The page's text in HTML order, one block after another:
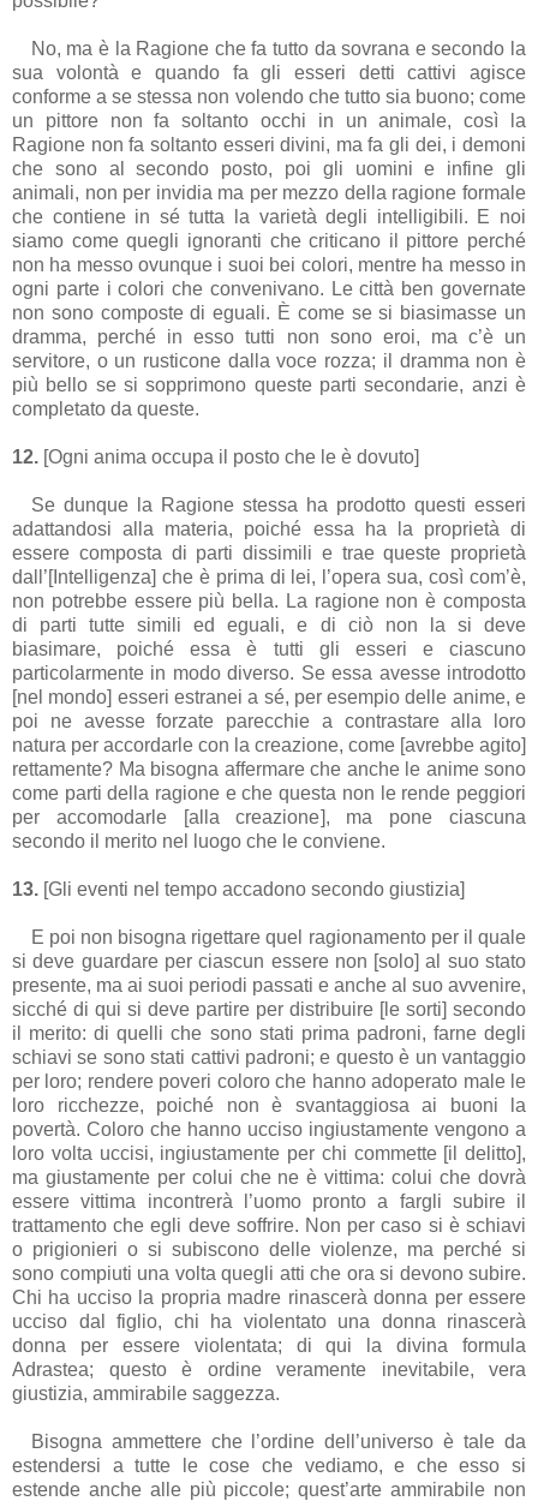
No, ma è la Ragione che fa tutto da sovrana e secondo la
sua volontà e quando fa gli esseri detti cattivi agisce
conforme a se stessa non volendo che tutto sia buono; come
un pittore non fa soltanto occhi in un animale, così la
Ragione non fa soltanto esseri divini, ma fa gli dei, i demoni
che sono al secondo posto, poi gli uomini e infine gli
animali, non per invidia ma per mezzo della ragione formale
che contiene in sé tutta la varietà degli intelligibili. E noi
siamo come quegli ignoranti che criticano il pittore perché
non ha messo ovunque i suoi bei colori, mentre ha messo in
ogni parte i colori che convenivano. Le città ben governate
non sono composte di eguali. È come se si biasimasse un
dramma, perché in esso tutti non sono eroi, ma c’è un
servitore, o un rusticone dalla voce rozza; il dramma non è
più bello se si sopprimono queste parti secondarie, anzi è
completato da queste.
12. [Ogni anima occupa il posto che le è dovuto]
Se dunque la Ragione stessa ha prodotto questi esseri
adattandosi alla materia, poiché essa ha la proprietà di
essere composta di parti dissimili e trae queste proprietà
dall’[Intelligenza] che è prima di lei, l’opera sua, così com’è,
non potrebbe essere più bella. La ragione non è composta
di parti tutte simili ed eguali, e di ciò non la si deve
biasimare, poiché essa è tutti gli esseri e ciascuno
particolarmente in modo diverso. Se essa avesse introdotto
[nel mondo] esseri estranei a sé, per esempio delle anime, e
poi ne avesse forzate parecchie a contrastare alla loro
natura per accordarle con la creazione, come [avrebbe agito]
rettamente? Ma bisogna affermare che anche le anime sono
come parti della ragione e che questa non le rende peggiori
per accomodarle [alla creazione], ma pone ciascuna
secondo il merito nel luogo che le conviene.
13. [Gli eventi nel tempo accadono secondo giustizia]
E poi non bisogna rigettare quel ragionamento per il quale
si deve guardare per ciascun essere non [solo] al suo stato
presente, ma ai suoi periodi passati e anche al suo avvenire,
sicché di qui si deve partire per distribuire [le sorti] secondo
il merito: di quelli che sono stati prima padroni, farne degli
schiavi se sono stati cattivi padroni; e questo è un vantaggio
per loro; rendere poveri coloro che hanno adoperato male le
loro ricchezze, poiché non è svantaggiosa ai buoni la
povertà. Coloro che hanno ucciso ingiustamente vengono a
loro volta uccisi, ingiustamente per chi commette [il delitto],
ma giustamente per colui che ne è vittima: colui che dovrà
essere vittima incontrerà l’uomo pronto a fargli subire il
trattamento che egli deve soffrire. Non per caso si è schiavi
o prigionieri o si subiscono delle violenze, ma perché si
sono compiuti una volta quegli atti che ora si devono subire.
Chi ha ucciso la propria madre rinascerà donna per essere
ucciso dal figlio, chi ha violentato una donna rinascerà
donna per essere violentata; di qui la divina formula
Adrastea; questo è ordine veramente inevitabile, vera
giustizia, ammirabile saggezza.
Bisogna ammettere che l’ordine dell’universo è tale da
estendersi a tutte le cose che vediamo, e che esso si
estende anche alle più piccole; quest’arte ammirabile non